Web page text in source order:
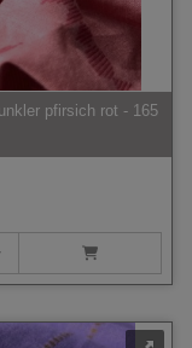
pfirsich rot - 165